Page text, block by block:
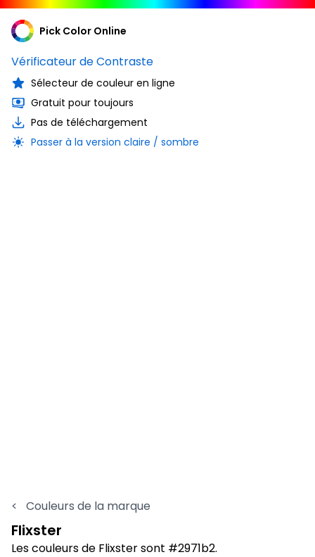
Pick Color Online
Vérificateur de Contraste
Sélecteur de couleur en ligne
Gratuit pour toujours
Pas de téléchargement
Passer à la version claire / sombre
< Couleurs de la marque
Flixster
Les couleurs de Flixster sont #2971b2.